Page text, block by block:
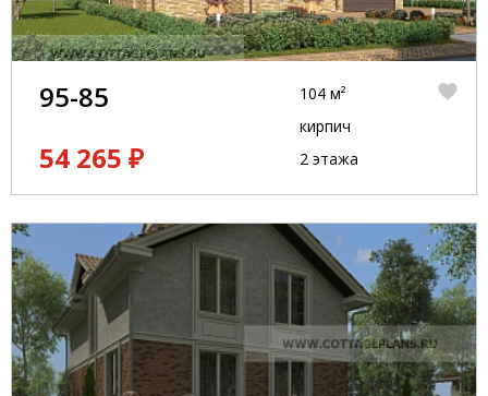
95-85
54 265 ₽
104 м²
кирпич
2 этажа